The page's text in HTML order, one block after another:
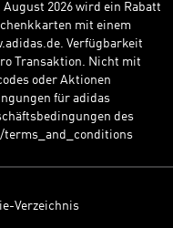
2026 wird ein Rabatt
mit einem
Verfügbarkeit
Transaktion. Nicht mit
oder Aktionen
für adidas
des
terms_and_conditions
Verzeichnis